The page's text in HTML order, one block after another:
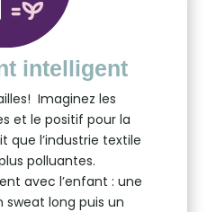
intelligent
Imaginez les
et le positif pour la
que l’industrie textile
polluantes.
avec l’enfant : une
sweat long puis un